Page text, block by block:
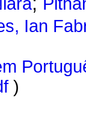
Ian
)